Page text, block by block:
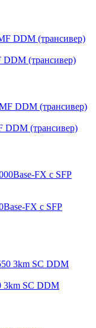
DDM (трансивер)
DDM (трансивер)
FX с SFP
3km SC DDM